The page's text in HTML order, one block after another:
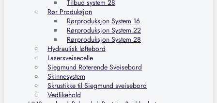
Tilbud system 28
Rør Produksjon
Rørproduksjon System 16
Rørproduksjon System 22
Rørproduksjon System 28
Hydraulisk løftebord
Lasersveisecelle
Siegmund Roterende Sveisebord
Skinnesystem
Skrustikke til Siegmund sveisebord
Vedlikehold